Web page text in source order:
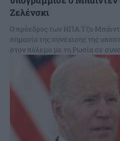
Ζελένσκι
Ο πρόεδρος των ΗΠΑ Τζο
σημασία της συνέχισης της
στον πόλεμο με τη Ρωσία σε